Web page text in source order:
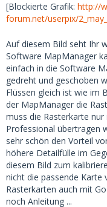
[Blockierte Grafik: http://
forum.net/userpix/
Auf diesem Bild seht Ihr
Software MapManager
einfach in die Software
gedreht und geschoben
Flüssen gleich ist wie im
der MapManager die
muss die Rasterkarte
Professional übertragen
sehr schön den Vorteil
höhere Detailfülle im
diesem Bild zum
nicht die passende Karte
Rasterkarten auch mit
noch Anleitung ...